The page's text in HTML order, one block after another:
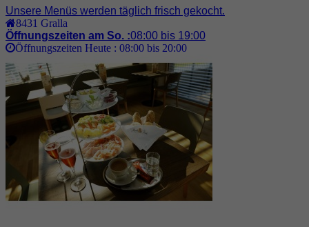
Unsere Menüs werden täglich frisch gekocht.
8431 Gralla
Öffnungszeiten am So. :08:00 bis 19:00
Öffnungszeiten Heute : 08:00 bis 20:00